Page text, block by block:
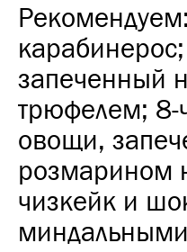
запеченный
трюфелем; 8-
овощи,
розмарином
чизкейк и